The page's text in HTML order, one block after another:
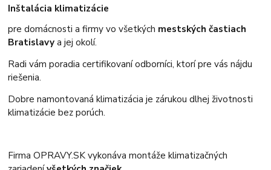
Inštalácia klimatizácie
pre domácnosti a firmy vo všetkých mestských častiach
Bratislavya jej okolí.
Radi vám poradia certifikovaní odborníci, ktorí pre vás nájdu
riešenia.
Dobre namontovaná klimatizácia je zárukou dlhej životnosti
klimatizácie bez porúch.
Firma OPRAVY.SK vykonáva montáže klimatizačných